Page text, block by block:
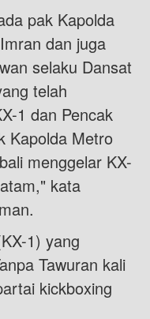
pak Kapolda
dan juga
selaku Dansat
telah
1 dan Pencak
Kapolda Metro
menggelar KX-
kata
1) yang
Tawuran kali
kickboxing